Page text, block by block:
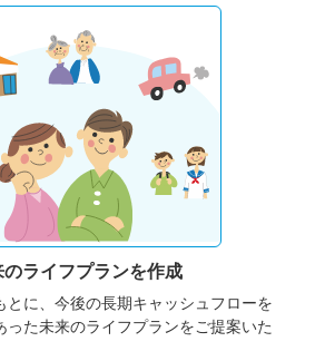
のライフプランを作成
とに、今後の長期キャッシュフローを
った未来のライフプランをご提案いた